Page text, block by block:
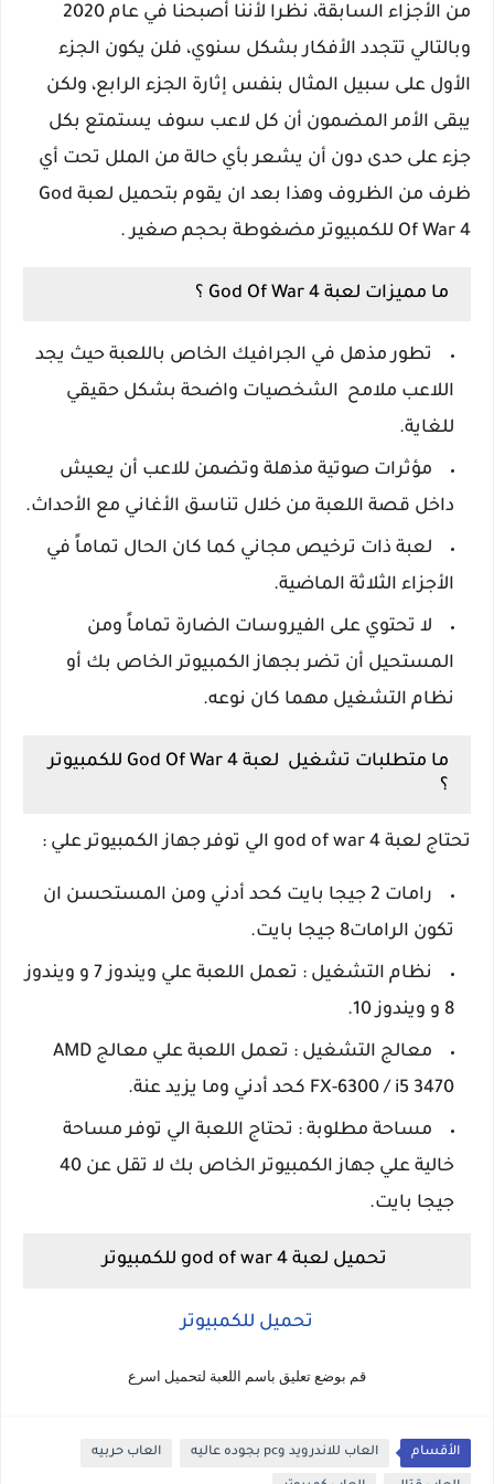
من الأجزاء السابقة، نظرا لأننا أصبحنا في عام 2020
وبالتالي تتجدد الأفكار بشكل سنوي، فلن يكون الجزء
الأول على سبيل المثال بنفس إثارة الجزء الرابع، ولكن
يبقى الأمر المضمون أن كل لاعب سوف يستمتع بكل
جزء على حدى دون أن يشعر بأي حالة من الملل تحت أي
ظرف من الظروف وهذا بعد ان يقوم بتحميل لعبة God
Of War 4 للكمبيوتر مضغوطة بحجم صغير .
ما مميزات لعبة God Of War 4 ؟
تطور مذهل في الجرافيك الخاص باللعبة حيث يجد
اللاعب ملامح الشخصيات واضحة بشكل حقيقي
للغاية.
مؤثرات صوتية مذهلة وتضمن للاعب أن يعيش
داخل قصة اللعبة من خلال تناسق الأغاني مع الأحداث.
لعبة ذات ترخيص مجاني كما كان الحال تماماً في
الأجزاء الثلاثة الماضية.
لا تحتوي على الفيروسات الضارة تماماً ومن
المستحيل أن تضر بجهاز الكمبيوتر الخاص بك أو
نظام التشغيل مهما كان نوعه.
ما متطلبات تشغيل لعبة God Of War 4 للكمبيوتر
؟
تحتاج لعبة god of war 4 الي توفر جهاز الكمبيوتر علي :
رامات 2 جيجا بايت كحد أدني ومن المستحسن ان
تكون الرامات8 جيجا بايت.
نظام التشغيل : تعمل اللعبة علي ويندوز 7 و ويندوز
8 و ويندوز 10.
معالج التشغيل : تعمل اللعبة علي معالج AMD
FX-6300 / i5 3470 كحد أدني وما يزيد عنة.
مساحة مطلوبة : تحتاج اللعبة الي توفر مساحة
خالية علي جهاز الكمبيوتر الخاص بك لا تقل عن 40
جيجا بايت.
تحميل لعبة god of war 4 للكمبيوتر
تحميل للكمبيوتر
قم بوضع تعليق باسم اللعبة لتحميل اسرع
الأقسام العاب للاندرويد وpc بجوده عاليه العاب حربيه